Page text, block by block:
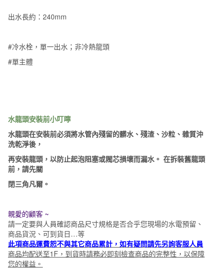
單
給
水
由
栓
水
槽
龍
頭/
槽
龍
頭
F-
出水長約：240mm
#冷水栓，單一出水；非冷熱龍頭
#單主體
水龍頭安裝前小叮嚀
水龍頭在安裝前必須將水管內殘留的髒水、殘渣、沙粒、雜質沖
洗乾淨後，
再安裝龍頭，以防止起泡阻塞或閥芯損壞而漏水。 在拆裝舊龍頭
前，請先關
閉三角凡爾。
親愛的顧客 ~
請一定要與人員確認商品尺寸規格是否合乎您現場的水電預留、
商品貨況、可到貨日…等
此項商品運費恕不與其它商品累計，如有疑問請先另詢客服人員
商品均配送至1F，到貨時請務必即刻檢查商品的完整性，以保障
您的權益。